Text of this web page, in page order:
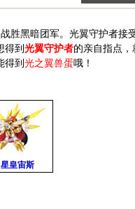
胜黑暗团军。光翼守护者接
得到光翼守护者的亲自指点，
得到光之翼兽蛋哦！
星皇宙斯